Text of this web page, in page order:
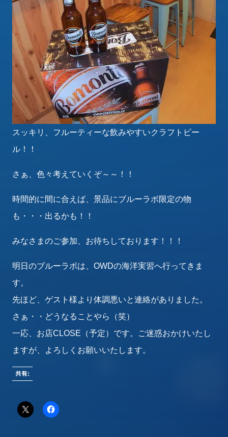
スッキリ、フルーティーな飲みやすいクラフトビー
ル！！
さぁ、色々考えていくぞ～～！！
時間的に間に合えば、景品にブルーラボ限定の物
も・・・出るかも！！
みなさまのご参加、お待ちしております！！！
明日のブルーラボは、OWDの海洋実習へ行ってきま
す。
先ほど、ゲスト様より体調悪いと連絡がありました。
さぁ・・どうなることやら（笑）
一応、お店CLOSE（予定）です。ご迷惑おかけいたし
ますが、よろしくお願いいたします。
共有: